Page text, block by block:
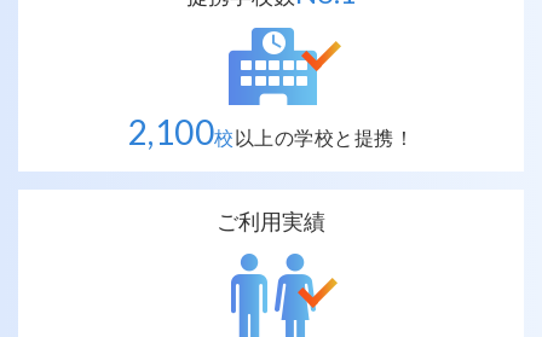
2,100校以上の学校と提携！
ご利用実績